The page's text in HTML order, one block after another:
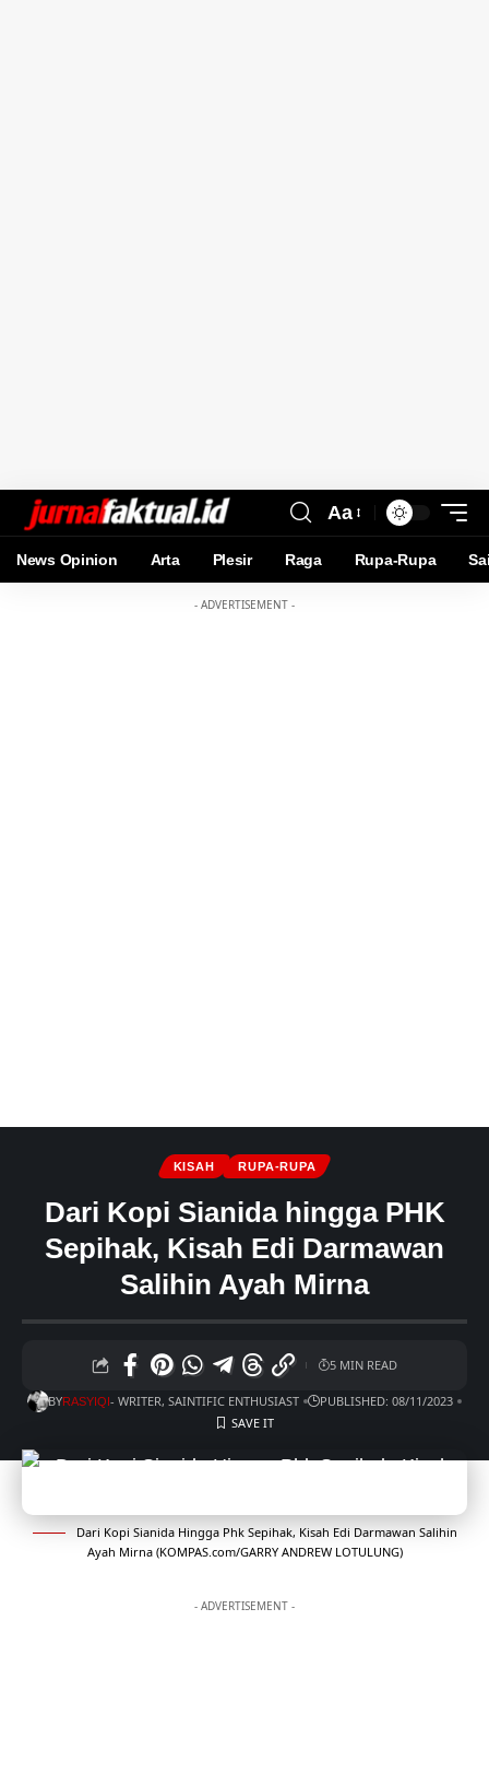
Aa
News Opinion Arta Plesir Raga Rupa-Rupa
- ADVERTISEMENT -
KISAH RUPA-RUPA
Dari Kopi Sianida hingga PHK
Sepihak, Kisah Edi Darmawan
Salihin Ayah Mirna
BYRASYIQI- WRITER, SAINTIFIC ENTHUSIAST PUBLISHED: 08/11/2023
5 MIN READ
Dari Kopi Sianida Hingga Phk Sepihak, Kisah Edi Darmawan Salihin
Ayah Mirna (KOMPAS.com/GARRY ANDREW LOTULUNG)
- ADVERTISEMENT -